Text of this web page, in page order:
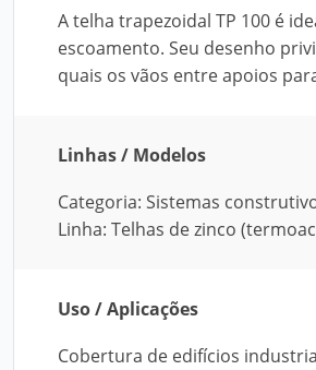
A telha trapezoidal TP 100 é
escoamento. Seu desenho
quais os vãos entre apoios
Linhas / Modelos
Categoria: Sistemas
Linha: Telhas de zinco
Uso / Aplicações
Cobertura de edifícios